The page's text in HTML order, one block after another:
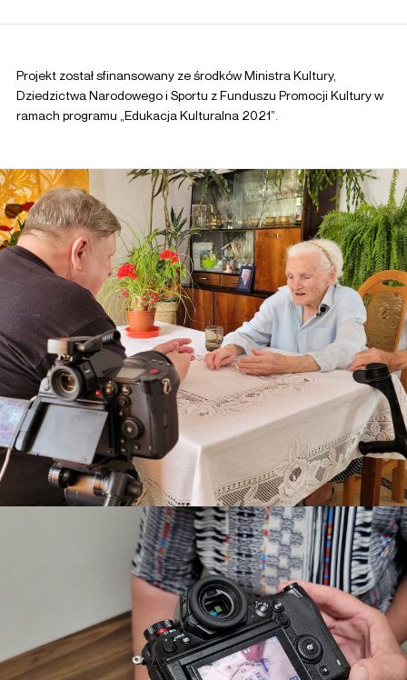
Projekt został sfinansowany ze środków Ministra Kultury,
Dziedzictwa Narodowego i Sportu z Funduszu Promocji Kultury w
ramach programu „Edukacja Kulturalna 2021”.